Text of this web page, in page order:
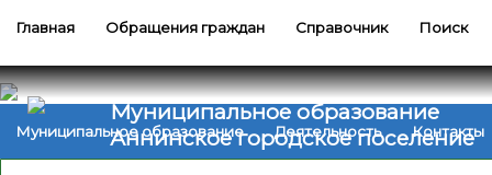
Главная Обращения граждан Справочник Поиск
Муниципальное образование
Аннинское городское поселение
Муниципальное образование Деятельность Контакты